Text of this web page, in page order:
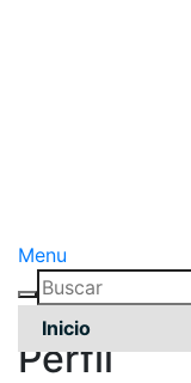
Menu
Inicio
Pérfil